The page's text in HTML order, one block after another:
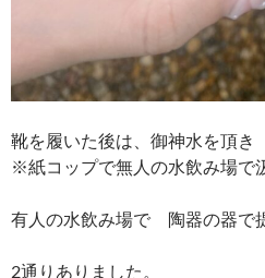
靴を履いた後は、御神水を頂き
※紙コップで無人の水飲み場で
有人の水飲み場で 陶器の器で
2通りありました。